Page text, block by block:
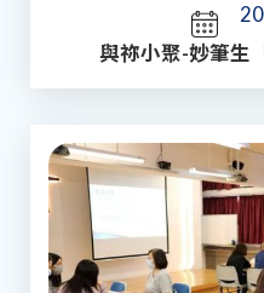
與祢小聚-妙筆生